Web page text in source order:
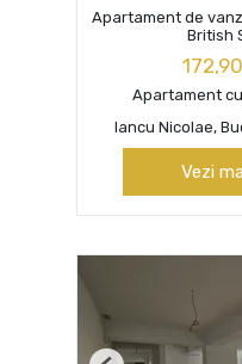
Apartament de
British
Apartament
Iancu Nicolae,
Vezi